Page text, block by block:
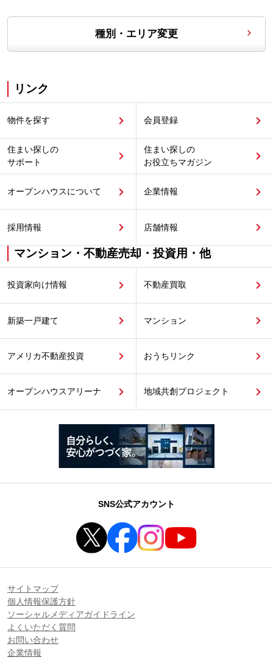
種別・エリア変更
リンク
物件を探す 会員登録
住まい探しの
サポート
住まい探しの
お役立ちマガジン
オープンハウスについて 企業情報
採用情報 店舗情報
マンション・不動産売却・投資用・他
投資家向け情報 不動産買取
新築一戸建て マンション
アメリカ不動産投資 おうちリンク
オープンハウスアリーナ 地域共創プロジェクト
SNS公式アカウント
サイトマップ
個人情報保護方針
ソーシャルメディアガイドライン
よくいただく質問
お問い合わせ
企業情報